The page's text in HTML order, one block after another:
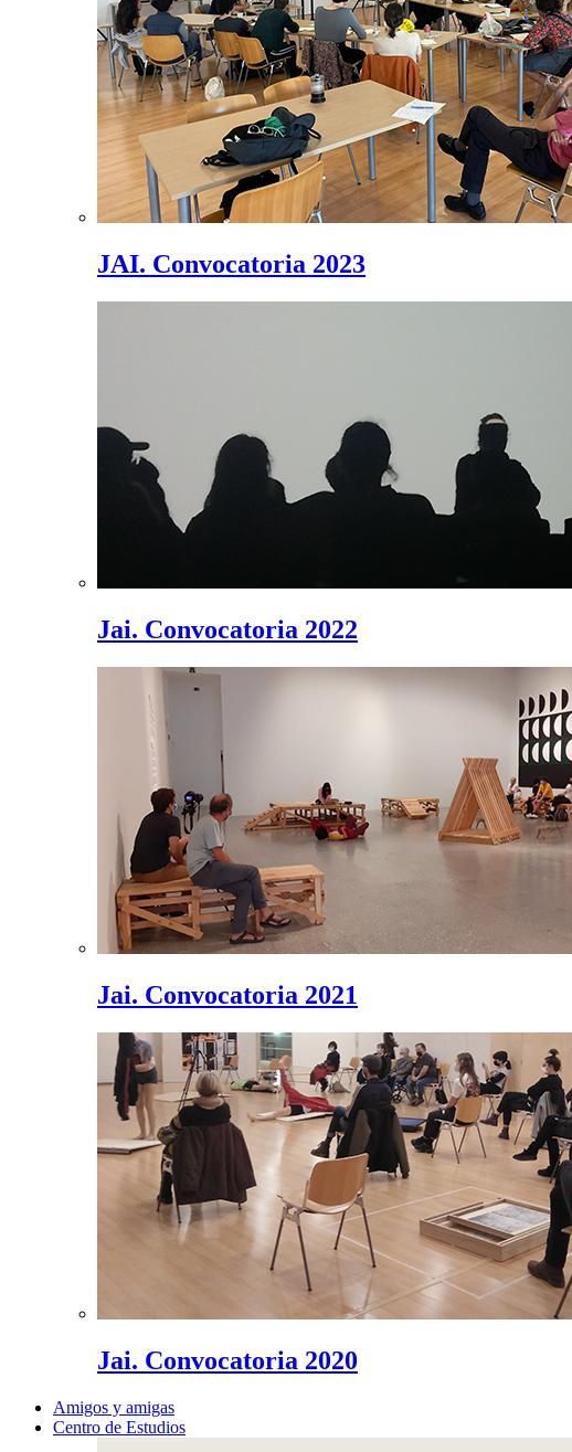
JAI. Convocatoria 2023
Jai. Convocatoria 2022
Jai. Convocatoria 2021
Jai. Convocatoria 2020
Amigos y amigas
Centro de Estudios